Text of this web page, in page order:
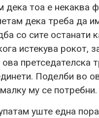
дека тоа е некаква
дека треба да
со сите останати
истекува рокот,
ова претседателска
Поделби во
му се потребни.
уште една